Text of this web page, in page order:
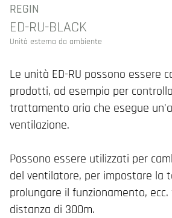
REGIN
ED-RU-BLACK
Unità esterna da ambiente
Le unità ED-RU possono essere
prodotti, ad esempio per
trattamento aria che esegue
ventilazione.
Possono essere utilizzati per
del ventilatore, per impostare la
prolungare il funzionamento,
distanza di 300m.